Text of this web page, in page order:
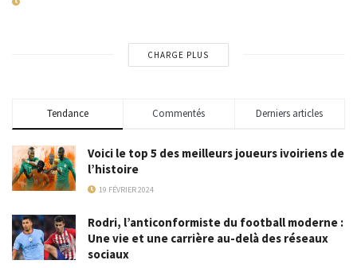
CHARGE PLUS
Tendance Commentés Derniers articles
Voici le top 5 des meilleurs joueurs ivoiriens de
l’histoire
19 FÉVRIER 2024
Rodri, l’anticonformiste du football moderne :
Une vie et une carrière au-delà des réseaux
sociaux